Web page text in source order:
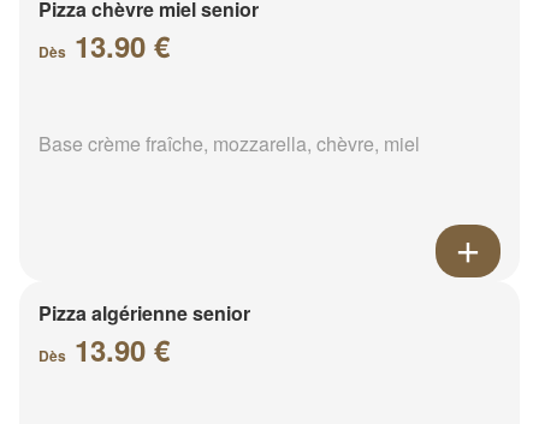
Pizza chèvre miel senior
Dès 13.90 €
Base crème fraîche, mozzarella, chèvre, miel
Pizza algérienne senior
Dès 13.90 €